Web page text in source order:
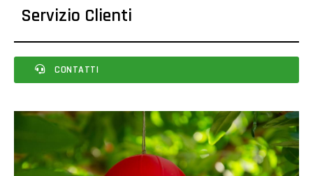
Servizio Clienti
CONTATTI